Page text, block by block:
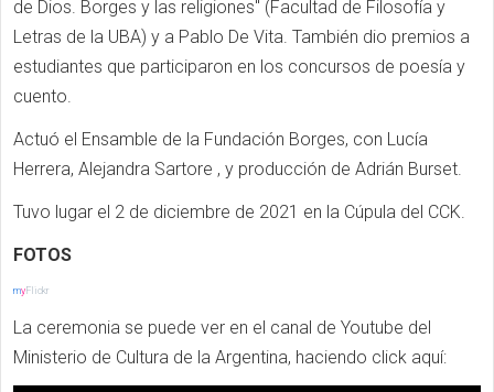
de Dios. Borges y las religiones" (Facultad de Filosofía y
Letras de la UBA) y a Pablo De Vita. También dio premios a
estudiantes que participaron en los concursos de poesía y
cuento.
Actuó el Ensamble de la Fundación Borges, con Lucía
Herrera, Alejandra Sartore , y producción de Adrián Burset.
Tuvo lugar el 2 de diciembre de 2021 en la Cúpula del CCK.
FOTOS
my Flickr
La ceremonia se puede ver en el canal de Youtube del
Ministerio de Cultura de la Argentina, haciendo click aquí: